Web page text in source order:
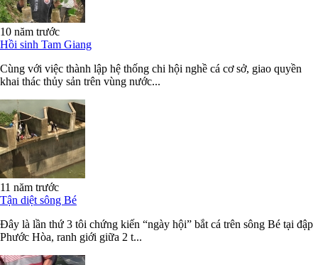
10 năm trước
Hồi sinh Tam Giang
Cùng với việc thành lập hệ thống chi hội nghề cá cơ sở, giao quyền
khai thác thủy sản trên vùng nước...
11 năm trước
Tận diệt sông Bé
Đây là lần thứ 3 tôi chứng kiến “ngày hội” bắt cá trên sông Bé tại đập
Phước Hòa, ranh giới giữa 2 t...